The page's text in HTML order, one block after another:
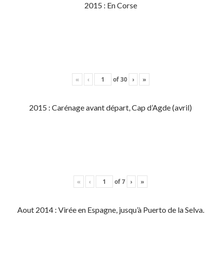
2015 : En Corse
« ‹ of30 › »
2015 : Carénage avant départ, Cap d’Agde (avril)
« ‹ of7 › »
Aout 2014 : Virée en Espagne, jusqu’à Puerto de la Selva.